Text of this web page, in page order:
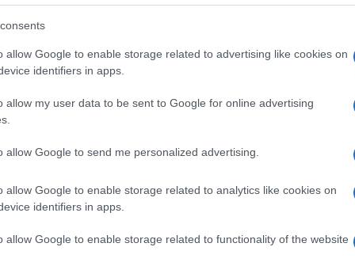
allow Google to enable storage related to advertising like cookies on
identifiers in apps.
allow my user data to be sent to Google for online advertising
allow Google to send me personalized advertising.
allow Google to enable storage related to analytics like cookies on
identifiers in apps.
allow Google to enable storage related to functionality of the website
il“Gruppo folk San Pantaleo”.
la degustazione di“li chjusoni”,
di Tore Nieddu.
folk con i loro musicisti, seguiranno,
Orgosolo.
1 con il concerto deiJANAS.
variazioni potete visionare la pagina
al seguente link